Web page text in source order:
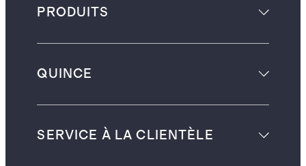
PRODUITS
QUINCE
SERVICE À LA CLIENTÈLE